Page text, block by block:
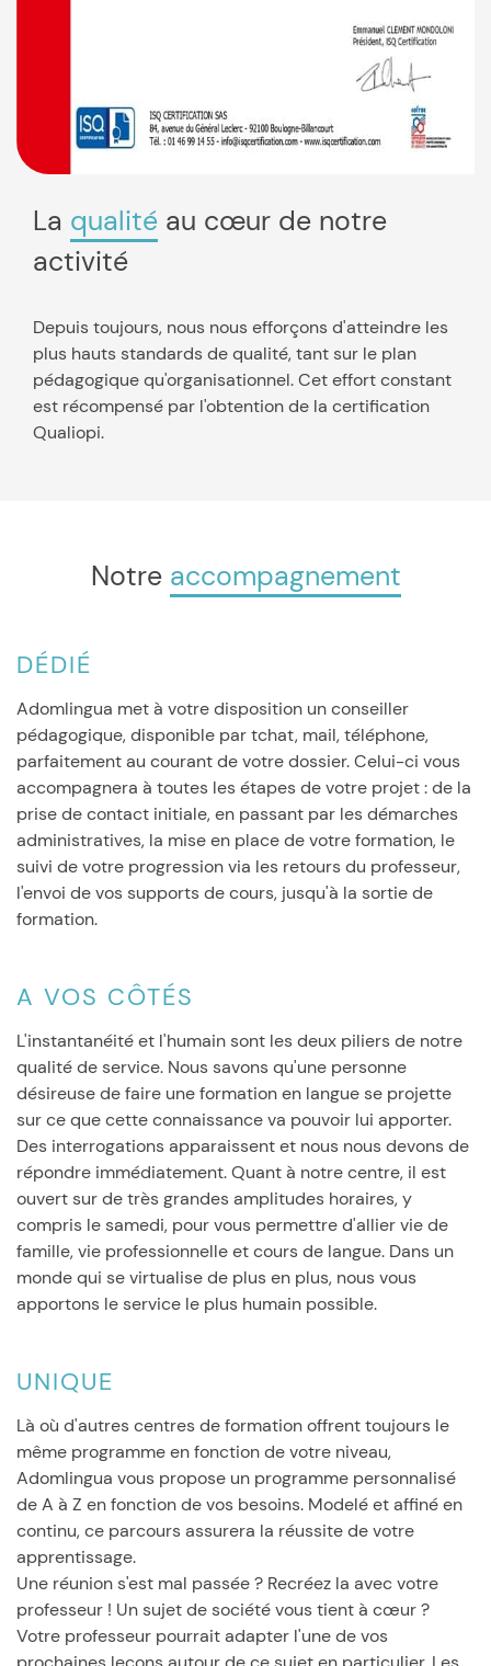
La qualité au cœur de notre
activité
Depuis toujours, nous nous efforçons d'atteindre les
plus hauts standards de qualité, tant sur le plan
pédagogique qu'organisationnel. Cet effort constant
est récompensé par l'obtention de la certification
Qualiopi.
Notre accompagnement
DÉDIÉ
Adomlingua met à votre disposition un conseiller
pédagogique, disponible par tchat, mail, téléphone,
parfaitement au courant de votre dossier. Celui-ci vous
accompagnera à toutes les étapes de votre projet : de la
prise de contact initiale, en passant par les démarches
administratives, la mise en place de votre formation, le
suivi de votre progression via les retours du professeur,
l'envoi de vos supports de cours, jusqu'à la sortie de
formation.
A VOS CÔTÉS
L'instantanéité et l'humain sont les deux piliers de notre
qualité de service. Nous savons qu'une personne
désireuse de faire une formation en langue se projette
sur ce que cette connaissance va pouvoir lui apporter.
Des interrogations apparaissent et nous nous devons de
répondre immédiatement. Quant à notre centre, il est
ouvert sur de très grandes amplitudes horaires, y
compris le samedi, pour vous permettre d'allier vie de
famille, vie professionnelle et cours de langue. Dans un
monde qui se virtualise de plus en plus, nous vous
apportons le service le plus humain possible.
UNIQUE
Là où d'autres centres de formation offrent toujours le
même programme en fonction de votre niveau,
Adomlingua vous propose un programme personnalisé
de A à Z en fonction de vos besoins. Modelé et affiné en
continu, ce parcours assurera la réussite de votre
apprentissage.
Une réunion s'est mal passée ? Recréez la avec votre
professeur ! Un sujet de société vous tient à cœur ?
Votre professeur pourrait adapter l'une de vos